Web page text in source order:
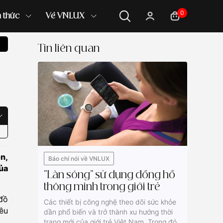
thức Về VNLUX 0
Tin liên quan
Báo chí nói về VNLUX
“Làn sóng” sử dụng đồng hồ
thông minh trong giới trẻ
Các thiết bị công nghệ theo dõi sức khỏe
dần phổ biến và trở thành xu hướng thời